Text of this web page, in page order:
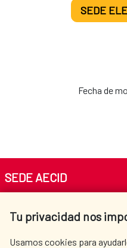
SEDE
Fecha de
Tu privacidad nos
Usamos cookies para
SEDE AECID
Tel. +34 900 20 30 54​​​​​​​